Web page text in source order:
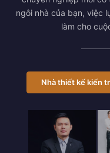
ngôi nhà của bạn, việc
làm cho
Nhà thiết kế kiến